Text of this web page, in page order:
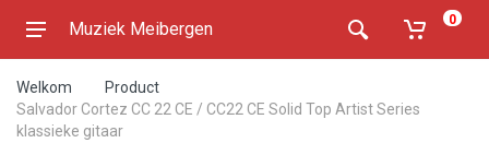
Muziek Meibergen 0
Welkom
Product
Salvador Cortez CC 22 CE / CC22 CE Solid Top Artist Series
klassieke gitaar